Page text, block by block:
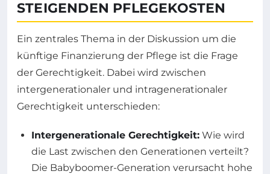
STEIGENDEN PFLEGEKOSTEN
Ein zentrales Thema in der Diskussion um die
künftige Finanzierung der Pflege ist die Frage
der Gerechtigkeit. Dabei wird zwischen
intergenerationaler und intragenerationaler
Gerechtigkeit unterschieden:
Intergenerationale Gerechtigkeit: Wie wird
die Last zwischen den Generationen verteilt?
Die Babyboomer-Generation verursacht hohe